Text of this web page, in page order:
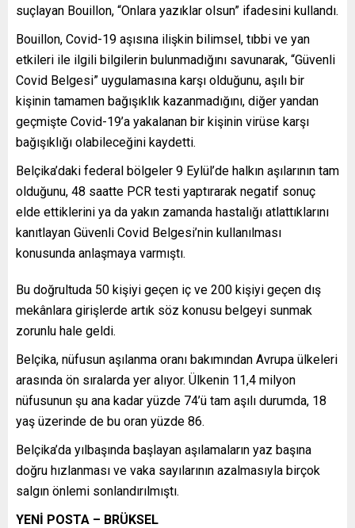
suçlayan Bouillon, “Onlara yazıklar olsun” ifadesini kullandı.
Bouillon, Covid-19 aşısına ilişkin bilimsel, tıbbi ve yan
etkileri ile ilgili bilgilerin bulunmadığını savunarak, “Güvenli
Covid Belgesi” uygulamasına karşı olduğunu, aşılı bir
kişinin tamamen bağışıklık kazanmadığını, diğer yandan
geçmişte Covid-19’a yakalanan bir kişinin virüse karşı
bağışıklığı olabileceğini kaydetti.
Belçika’daki federal bölgeler 9 Eylül’de halkın aşılarının tam
olduğunu, 48 saatte PCR testi yaptırarak negatif sonuç
elde ettiklerini ya da yakın zamanda hastalığı atlattıklarını
kanıtlayan Güvenli Covid Belgesi’nin kullanılması
konusunda anlaşmaya varmıştı.
Bu doğrultuda 50 kişiyi geçen iç ve 200 kişiyi geçen dış
mekânlara girişlerde artık söz konusu belgeyi sunmak
zorunlu hale geldi.
Belçika, nüfusun aşılanma oranı bakımından Avrupa ülkeleri
arasında ön sıralarda yer alıyor. Ülkenin 11,4 milyon
nüfusunun şu ana kadar yüzde 74’ü tam aşılı durumda, 18
yaş üzerinde de bu oran yüzde 86.
Belçika’da yılbaşında başlayan aşılamaların yaz başına
doğru hızlanması ve vaka sayılarının azalmasıyla birçok
salgın önlemi sonlandırılmıştı.
YENİ POSTA – BRÜKSEL